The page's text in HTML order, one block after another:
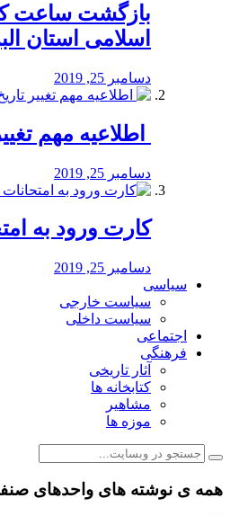
بازگشت ساعت
اسلامی استان
دسامبر 25, 2019
اطلاعیه مهم
دسامبر 25, 2019
کارت ورود به
دسامبر 25, 2019
سیاسی
سیاست خارجی
سیاست داخلی
اجتماعی
فرهنگی
آثار تاریخی
کتابخانه ها
مشاهیر
موزه ها
همه ی نوشته های واحدهای